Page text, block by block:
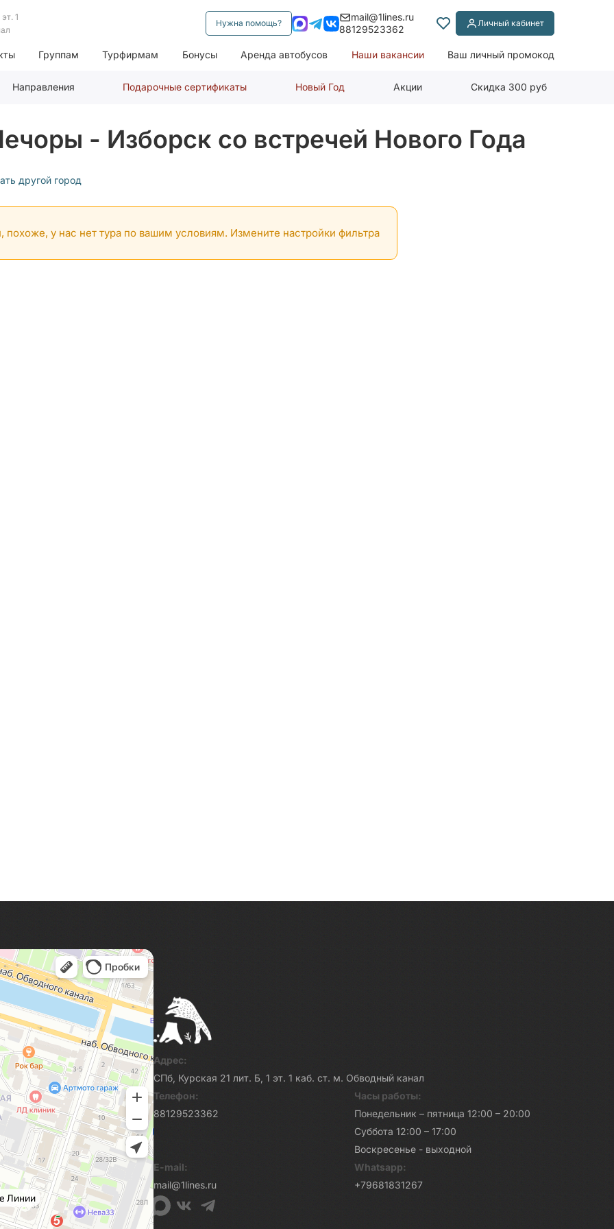
1
Нужна помощь?
mail@1lines.ru
88129523362
Личный кабинет
Группам Турфирмам Бонусы Аренда автобусов Наши вакансии Ваш личный промокод
Направления Подарочные сертификаты Новый Год Акции Скидка 300 руб
- Изборск со встречей Нового Года
другой город
похоже, у нас нет тура по вашим условиям. Измените настройки фильтра
Адрес:
СПб, Курская 21 лит. Б, 1 эт. 1 каб. ст. м. Обводный канал
Телефон:
88129523362
Часы работы:
Понедельник – пятница 12:00 – 20:00
Суббота 12:00 – 17:00
Воскресенье - выходной
E-mail:
mail@1lines.ru
Whatsapp:
+79681831267